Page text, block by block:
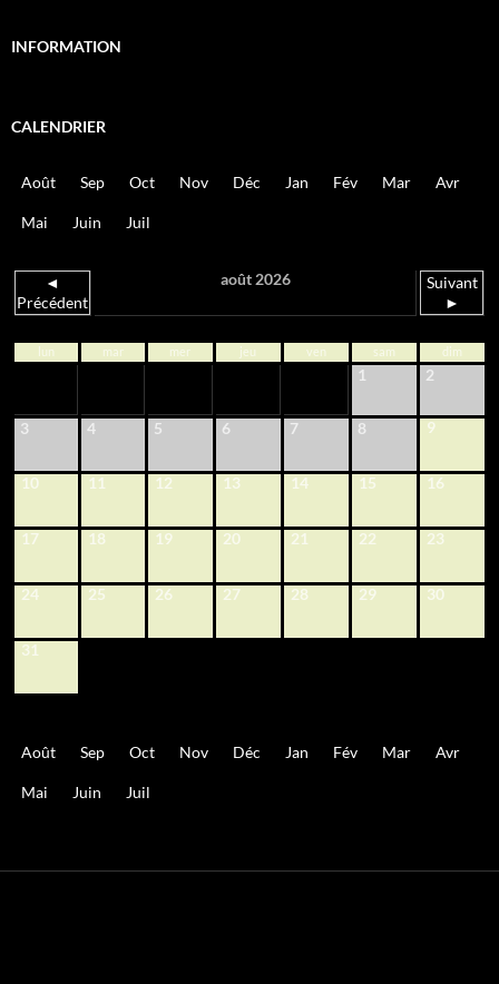
INFORMATION
CALENDRIER
Août Sep Oct Nov Déc Jan Fév Mar Avr
Mai Juin Juil
◄
Précédent
août 2026
Suivant
►
lun mar mer jeu ven sam dim
1 2
3 4 5 6 7 8 9
10 11 12 13 14 15 16
17 18 19 20 21 22 23
24 25 26 27 28 29 30
31
Août Sep Oct Nov Déc Jan Fév Mar Avr
Mai Juin Juil